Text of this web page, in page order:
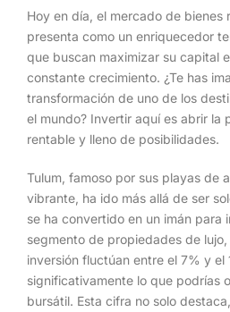
Hoy en día, el mercado de bienes
presenta como un enriquecedor
que buscan maximizar su capital
constante crecimiento. ¿Te has
transformación de uno de los
el mundo? Invertir aquí es abrir la
rentable y lleno de posibilidades.
Tulum, famoso por sus playas de
vibrante, ha ido más allá de ser
se ha convertido en un imán para
segmento de propiedades de
inversión fluctúan entre el 7% y el
significativamente lo que podrías
bursátil. Esta cifra no solo